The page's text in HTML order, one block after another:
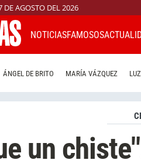
DE AGOSTO DEL 2026
NOTICIASFAMOSOS
ÁNGEL DE BRITO MARÍA VÁZQUEZ
un